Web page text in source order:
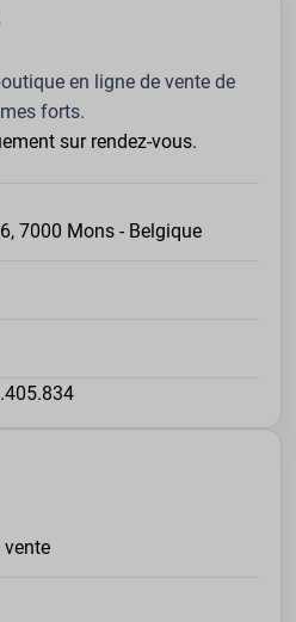
en ligne de vente de
forts.
sur rendez-vous.
7000 Mons - Belgique
vente